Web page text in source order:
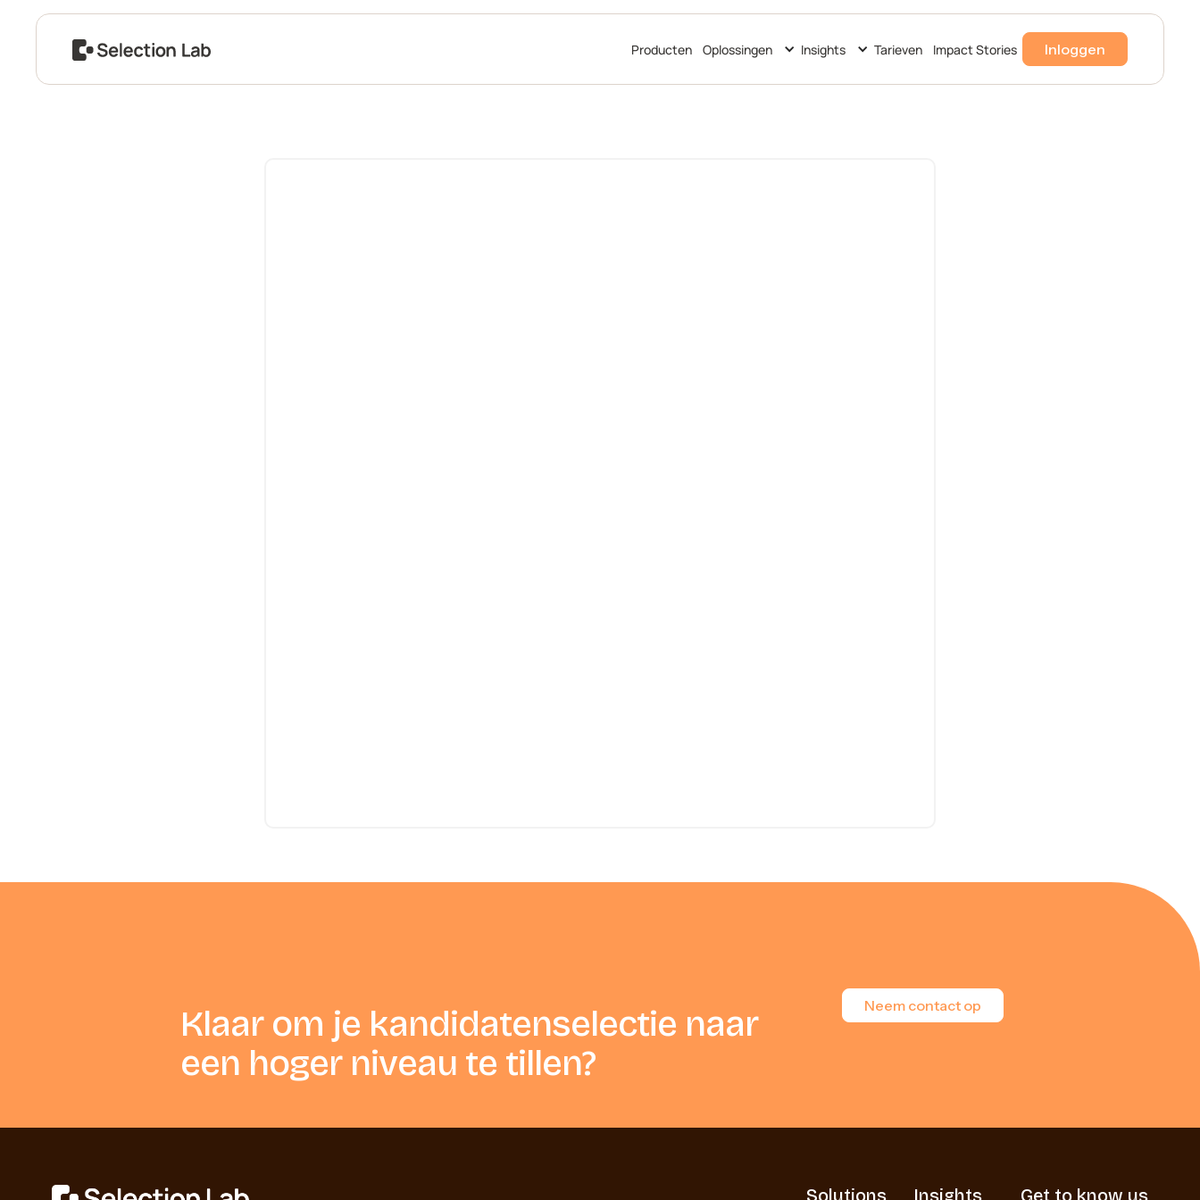
Producten Oplossingen Insights Tarieven Impact Stories Inloggen
Klaar om je kandidatenselectie naar
een hoger niveau te tillen?
Neem contact op
Solutions Insights Get to know us